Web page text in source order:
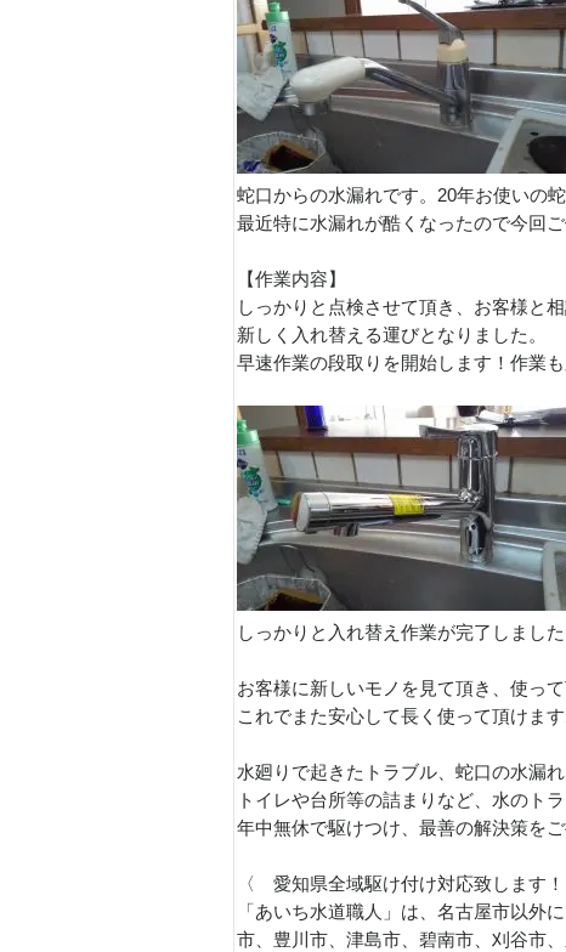
蛇口からの水漏れです。20年お使いの蛇
最近特に水漏れが酷くなったので今回ご
【作業内容】
しっかりと点検させて頂き、お客様と
新しく入れ替える運びとなりました。
早速作業の段取りを開始します！作業
しっかりと入れ替え作業が完了しました
お客様に新しいモノを見て頂き、使って
これでまた安心して長く使って頂けます
水廻りで起きたトラブル、蛇口の水漏れ
トイレや台所等の詰まりなど、水のト
年中無休で駆けつけ、最善の解決策をご
〈 愛知県全域駆け付け対応致します
「あいち水道職人」は、名古屋市以外
市、豊川市、津島市、碧南市、刈谷市